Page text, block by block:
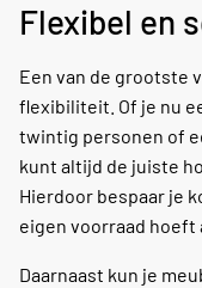
Flexibel en
Een van de grootste
flexibiliteit. Of je nu
twintig personen of
kunt altijd de juiste
Hierdoor bespaar je
eigen voorraad hoeft
Daarnaast kun je